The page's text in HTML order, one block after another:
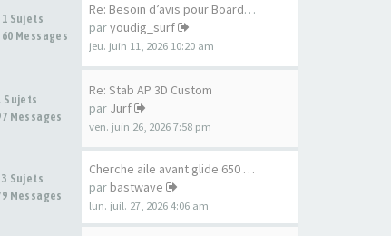
Sujets
Messages
Re: Besoin d’avis pour Board …
paryoudig_surf
jeu. juin 11, 2026 10:20 am
Sujets
Messages
Re: Stab AP 3D Custom
par Jurf
ven. juin 26, 2026 7:58 pm
Sujets
Messages
Cherche aile avant glide 650 …
par bastwave
lun. juil. 27, 2026 4:06 am